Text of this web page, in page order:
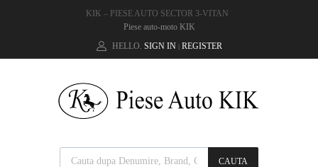
KIK – PIESE AUTO SECTOR 3-VITAN
Piese auto-moto KIK
HELLO. SIGN IN | REGISTER
CAUTA